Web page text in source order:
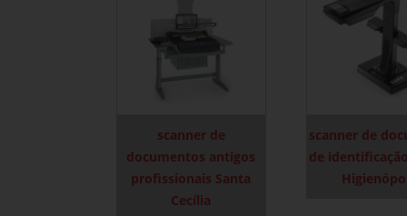
scanner de
documentos antigos
profissionais Santa
Cecília
scanner de
de